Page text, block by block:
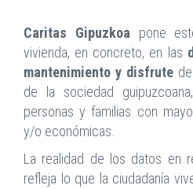
Caritas Gipuzkoapone
vivienda, en concreto, en las
mantenimiento y disfrute
de la sociedad
personas y familias con
y/o económicas.
La realidad de los datos en
refleja lo que la ciudadanía